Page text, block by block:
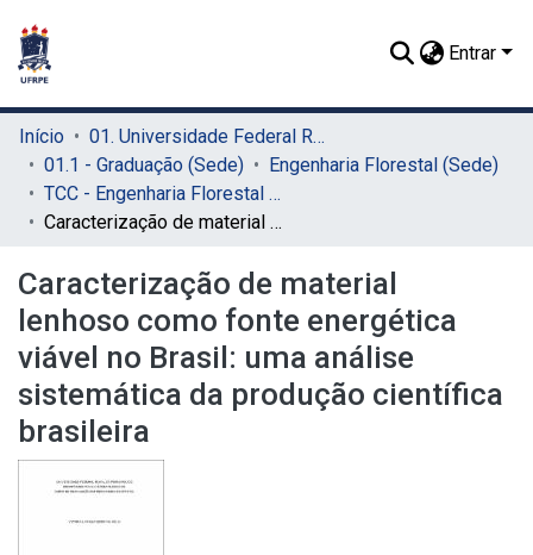
Entrar
Início
01. Universidade Federal Rural de Pernambuco - UFRPE (Sede)
01.1 - Graduação (Sede)
Engenharia Florestal (Sede)
TCC - Engenharia Florestal (Sede)
Caracterização de material lenhoso como fonte energética viável no Brasil: uma análise sistemática da produção científica brasileira
Caracterização de material
lenhoso como fonte energética
viável no Brasil: uma análise
sistemática da produção científica
brasileira